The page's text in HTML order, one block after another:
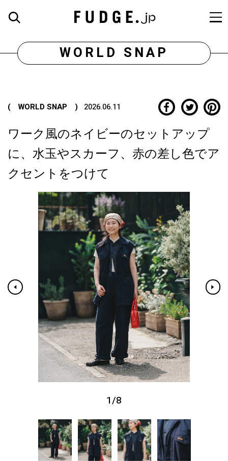
WORLD SNAP
( WORLD SNAP ) 2026.06.11
ワーク風のネイビーのセットアップ
に、水玉やスカーフ、赤の差し色でア
クセントをつけて
1/8